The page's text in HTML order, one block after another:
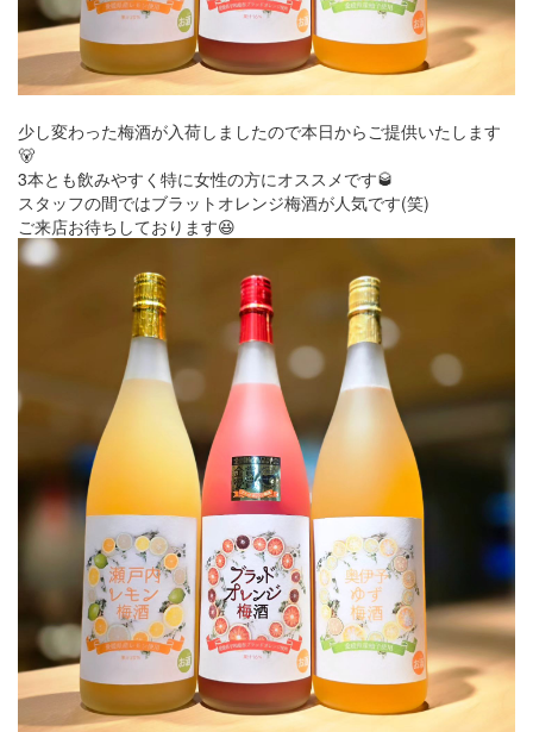
少し変わった梅酒が入荷しましたので本日からご提供いたします
🐻
3本とも飲みやすく特に女性の方にオススメです🥃
スタッフの間ではブラットオレンジ梅酒が人気です(笑)
ご来店お待ちしております😆